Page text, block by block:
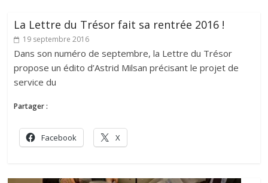
La Lettre du Trésor fait sa rentrée 2016 !
19 septembre 2016
Dans son numéro de septembre, la Lettre du Trésor
propose un édito d’Astrid Milsan précisant le projet de
service du
Partager :
Facebook X